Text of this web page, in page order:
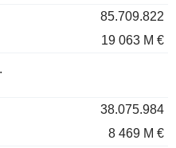
85.709.822
19 063 M €
38.075.984
8 469 M €